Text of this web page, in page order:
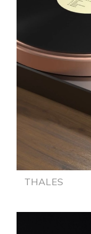
THALES